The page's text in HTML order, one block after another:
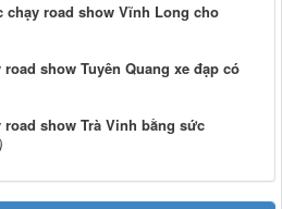
chạy road show Vĩnh Long cho
show Tuyên Quang xe đạp có
show Trà Vinh bằng sức